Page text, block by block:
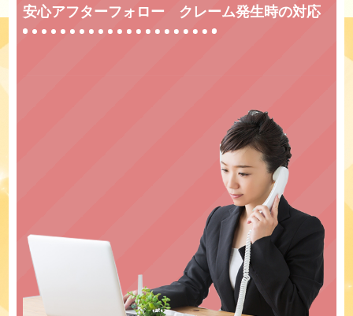
安心アフターフォロー クレーム発生時の対応